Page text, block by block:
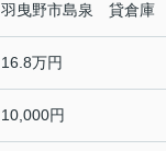
羽曳野市島泉 貸倉庫
16.8万円
10,000円